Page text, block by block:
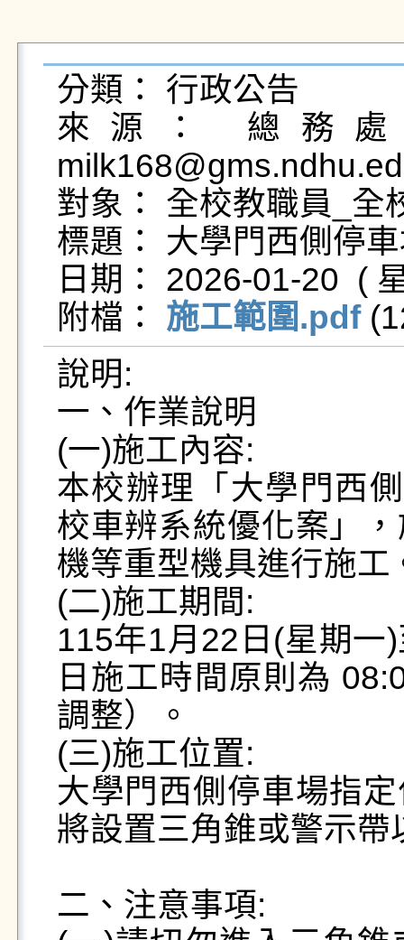
分類： 行政公告
來源： 總務
對象： 全校教職員_全
標題： 大學門西側停
日期： 2026-01-20  (
附檔： 施工範圍.pdf
說明:
一、作業說明
(一)施工內容:
本校辦理「大學門西
校車辨系統優化案」
機等重型機具進行施工
(二)施工期間:
115年1月22日(星期一
日施工時間原則為
調整）。
(三)施工位置:
大學門西側停車場指
將設置三角錐或警示帶
二、注意事項: